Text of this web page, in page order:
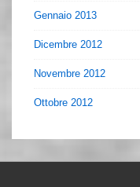
Gennaio 2013
Dicembre 2012
Novembre 2012
Ottobre 2012